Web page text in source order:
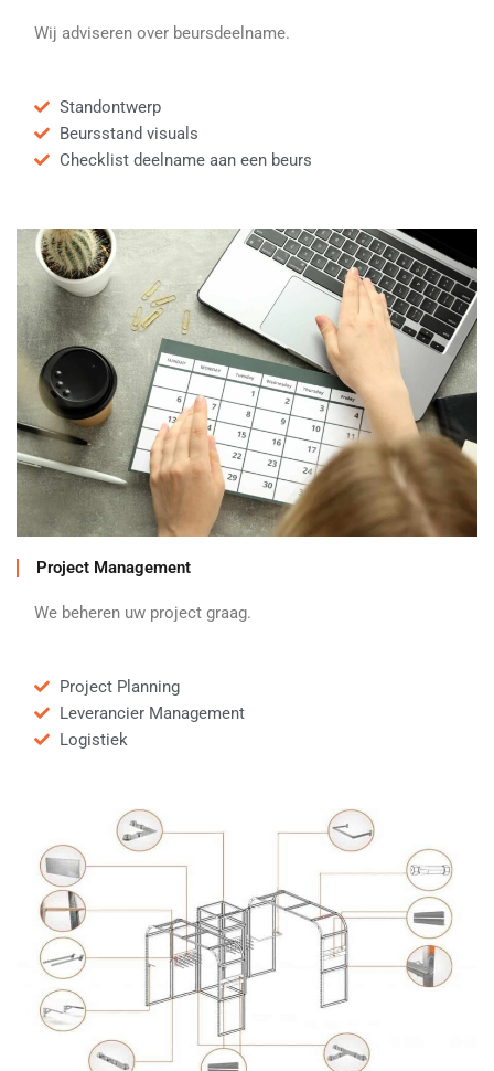
Wij adviseren over beursdeelname.
Standontwerp
Beursstand visuals
Checklist deelname aan een beurs
Project Management
We beheren uw project graag.
Project Planning
Leverancier Management
Logistiek